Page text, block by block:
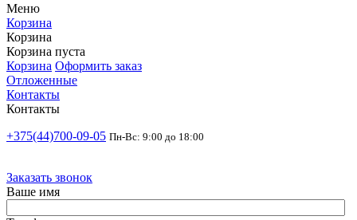
Меню
Корзина
Корзина
Корзина пуста
Корзина Оформить заказ
Отложенные
Контакты
Контакты
+375(44)700-09-05 Пн-Вс: 9:00 до 18:00
Заказать звонок
Ваше имя